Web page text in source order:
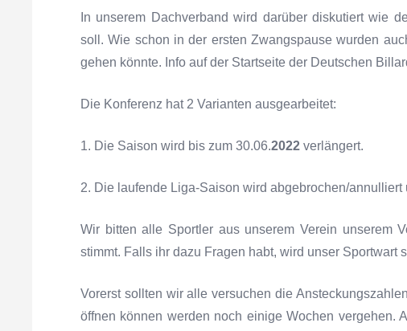
In unserem Dachverband wird darüber diskutiert wie
soll. Wie schon in der ersten Zwangspause wurden
gehen könnte. Info auf der Startseite der Deutschen
Die Konferenz hat 2 Varianten ausgearbeitet:
1. Die Saison wird bis zum 30.06.2022 verlängert.
2. Die laufende Liga-Saison wird abgebrochen/
Wir bitten alle Sportler aus unserem Verein unserem
stimmt. Falls ihr dazu Fragen habt, wird unser Sportwart
Vorerst sollten wir alle versuchen die
öffnen können werden noch einige Wochen vergehen.